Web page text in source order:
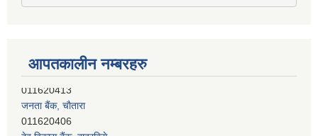
आपतकालीन नम्बरहरु
जनता बैंक, चाैतारा
011620406
देव विकास बैंक, बाह्रविसे